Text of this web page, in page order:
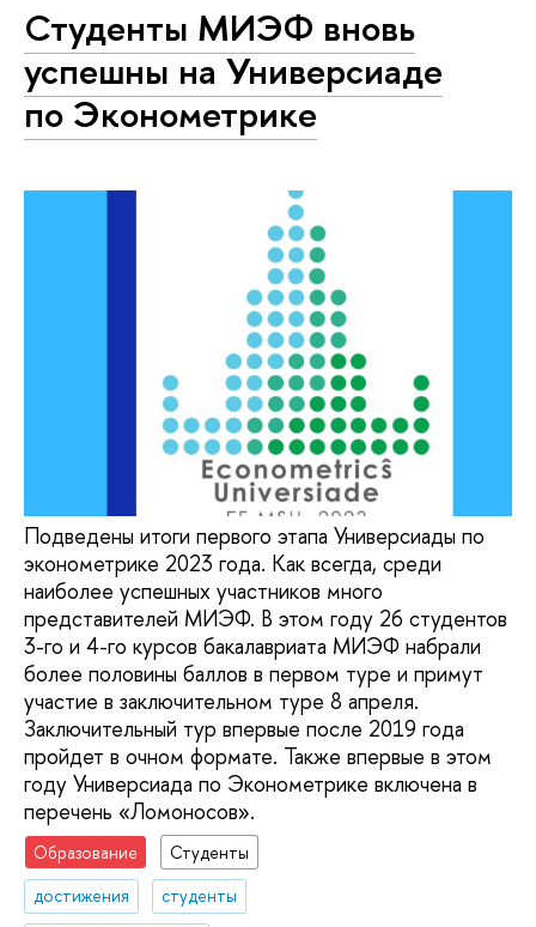
Студенты МИЭФ вновь
успешны на Универсиаде
по Эконометрике
Подведены итоги первого этапа Универсиады по
эконометрике 2023 года. Как всегда, среди
наиболее успешных участников много
представителей МИЭФ. В этом году 26 студентов
3-го и 4-го курсов бакалавриата МИЭФ набрали
более половины баллов в первом туре и примут
участие в заключительном туре 8 апреля.
Заключительный тур впервые после 2019 года
пройдет в очном формате. Также впервые в этом
году Универсиада по Эконометрике включена в
перечень «Ломоносов».
Образование
Студенты
достижения
студенты